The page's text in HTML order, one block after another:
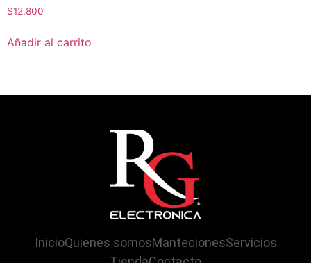
$12.800
Añadir al carrito
InicioQuienes somosMantecionesServicios